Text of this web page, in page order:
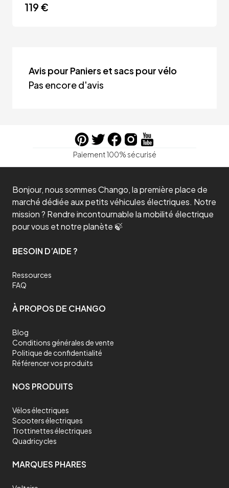
119 €
Avis pour Paniers et sacs pour vélo
Pas encore d'avis
Paiement 100% sécurisé
Bonjour, nous sommes Chango, la première place de
marché dédiée aux petits véhicules électriques. Notre
mission ? Rendre incontournable la mobilité électrique
pour vous et notre planète 🍃
BESOIN D’AIDE ?
Ressources
FAQ
À PROPOS DE CHANGO
Blog
Conditions générales de vente
Politique de confidentialité
Référencer vos produits
NOS PRODUITS
Vélos électriques
Scooters électriques
Trottinettes électriques
Quadricycles
MARQUES PHARES